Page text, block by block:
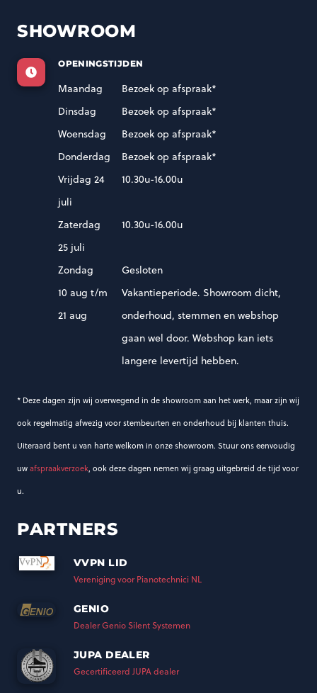
SHOWROOM
OPENINGSTIJDEN
Maandag
Bezoek op afspraak*
Dinsdag
Bezoek op afspraak*
Woensdag
Bezoek op afspraak*
Donderdag
Bezoek op afspraak*
Vrijdag 24
juli
10.30u-16.00u
Zaterdag
25 juli
10.30u-16.00u
Zondag
Gesloten
10 aug t/m
21 aug
Vakantieperiode. Showroom dicht,
onderhoud, stemmen en webshop
gaan wel door. Webshop kan iets
langere levertijd hebben.
* Deze dagen zijn wij overwegend in de showroom aan het werk, maar zijn wij
ook regelmatig afwezig voor stembeurten en onderhoud bij klanten thuis.
Uiteraard bent u van harte welkom in onze showroom. Stuur ons eenvoudig
uwafspraakverzoek, ook deze dagen nemen wij graag uitgebreid de tijd voor
u.
PARTNERS
VVPN LID
Vereniging voor Pianotechnici NL
GENIO
Dealer Genio Silent Systemen
JUPA DEALER
Gecertificeerd JUPA dealer